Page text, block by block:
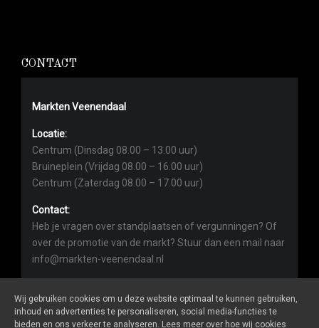
CONTACT
Markten Veenendaal
Locatie:
Centrum (Dinsdag 08.00 – 13.00 uur)
Bruineplein (Vrijdag 08.00 – 16.00 uur)
Centrum (Zaterdag 08.00 – 17.00 uur)
Contact:
Heb je vragen over standplaatsen of vergunningen? Of
over de promotie van de markt? Stuur dan een mail naar
info@markten-veenendaal.nl
Wij gebruiken cookies om u deze website optimaal te kunnen gebruiken,
inhoud en advertenties te personaliseren, social media-functies te
bieden en ons verkeer te analyseren. Lees meer over hoe wij cookies